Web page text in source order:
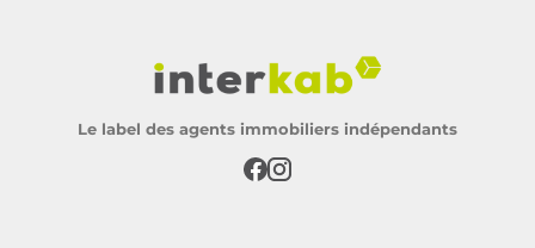
Le label des agents immobiliers indépendants